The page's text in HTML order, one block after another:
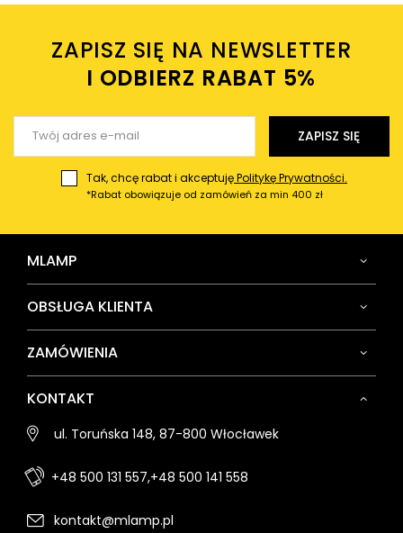
Twoje imię
Twój email
ZAPISZ SIĘ NA NEWSLETTER
I ODBIERZ RABAT 5%ㅤ
ZAPISZ SIĘ
Tak, chcę rabat i akceptujęPolitykę Prywatności.
*Rabat obowiązuje od zamówień za min 400 zł
MLAMP
OBSŁUGA KLIENTA
ZAMÓWIENIA
KONTAKT
ul. Toruńska 148, 87-800 Włocławek
+48 500 131 557,+48 500 141 558
kontakt@mlamp.pl